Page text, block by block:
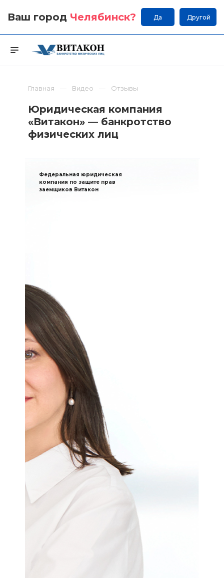
Ваш город Челябинск? Да Другой
Главная Видео Отзывы
Юридическая компания
«Витакон» — банкротство
физических лиц
Федеральная юридическая
компания по защите прав
заемщиков Витакон